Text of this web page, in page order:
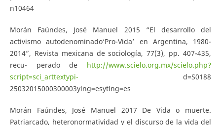
n10464
Morán Faúndes, José Manuel 2015 “El desarrollo del
activismo autodenominado‘Pro-Vida’ en Argentina, 1980-
2014”, Revista mexicana de sociología, 77(3), pp. 407-435,
recu- perado de http://www.scielo.org.mx/scielo.php?
script=sci_arttextypi- d=S0188
25032015000300003ylng=esytlng=es
Morán Faúndes, José Manuel 2017 De Vida o muerte.
Patriarcado, heteronormatividad y el discurso de la vida del